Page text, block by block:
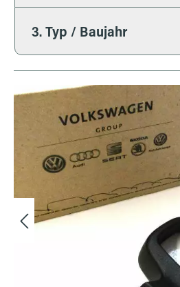
Bildergalerie überspringen